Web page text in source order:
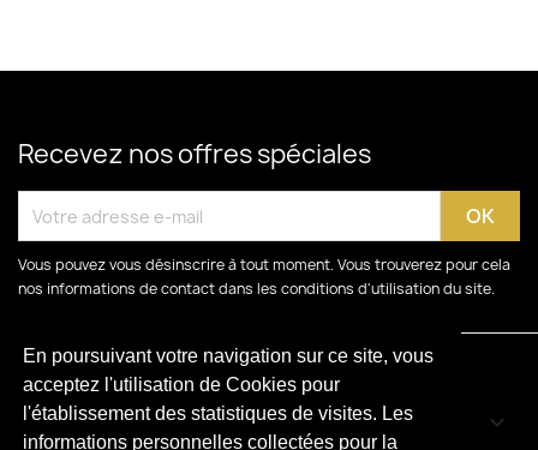
En poursuivant votre navigation sur ce site, vous
acceptez l'utilisation de Cookies pour
l'établissement des statistiques de visites. Les
informations personnelles collectées pour la
Recevez nos offres spéciales
Vous pouvez vous désinscrire à tout moment. Vous trouverez pour cela
nos informations de contact dans les conditions d'utilisation du site.
CATÉGORIES 